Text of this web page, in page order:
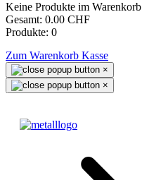
Keine Produkte im Warenkorb
Gesamt: 0.00 CHF
Produkte: 0
Zum Warenkorb Kasse
×
×